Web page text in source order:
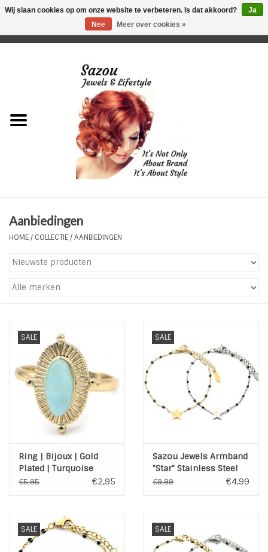
Just for Him
Plus Size Sieraden
Enkelbandjes
Tassen en meer
Zonnebrillen
Fashion
ON THE BEACH
Charmin*s
LIFESTYLE PRODUCTEN
Aanbiedingen
HOME/ COLLECTIE/AANBIEDINGEN
SALE
Ring | Bijoux | Gold
Plated | Turquoise
€5,95 €2,95
SALE
Sazou Jewels Armband
"Star" Stainless Steel
Goud of Zilver
€9,99 €4,99
SALE SALE
Wij slaan cookies op om onze website te verbeteren. Is dat akkoord?
Ja
Nee
Meer over cookies »